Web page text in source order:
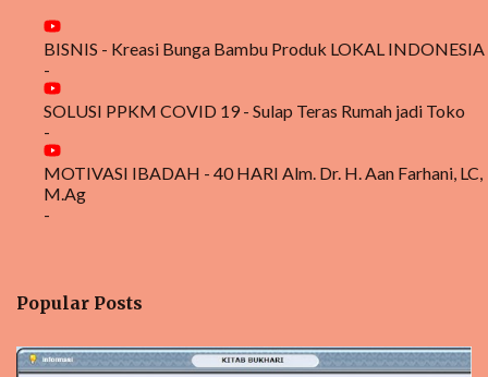
BISNIS - Kreasi Bunga Bambu Produk LOKAL INDONESIA
-
SOLUSI PPKM COVID 19 - Sulap Teras Rumah jadi Toko
-
MOTIVASI IBADAH - 40 HARI Alm. Dr. H. Aan Farhani, LC,
M.Ag
-
Popular Posts